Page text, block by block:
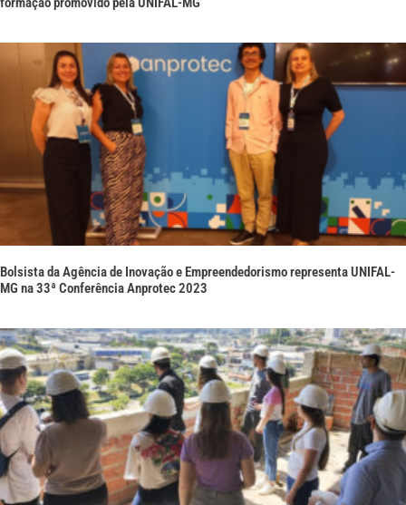
Bolsista da Agência de Inovação e Empreendedorismo representa UNIFAL-
MG na 33ª Conferência Anprotec 2023